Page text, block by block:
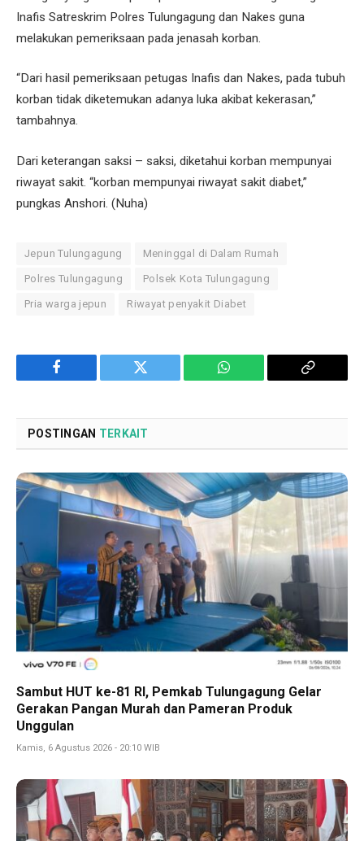
Inafis Satreskrim Polres Tulungagung dan Nakes guna
melakukan pemeriksaan pada jenasah korban.
“Dari hasil pemeriksaan petugas Inafis dan Nakes, pada tubuh
korban tidak diketemukan adanya luka akibat kekerasan,”
tambahnya.
Dari keterangan saksi – saksi, diketahui korban mempunyai
riwayat sakit. “korban mempunyai riwayat sakit diabet,”
pungkas Anshori. (Nuha)
Jepun Tulungagung Meninggal di Dalam Rumah
Polres Tulungagung Polsek Kota Tulungagung
Pria warga jepun Riwayat penyakit Diabet
Facebook Twitter WhatsApp
Copy
POSTINGAN TERKAIT
Sambut HUT ke-81 RI, Pemkab Tulungagung Gelar
Gerakan Pangan Murah dan Pameran Produk
Unggulan
Kamis, 6 Agustus 2026 - 20:10 WIB